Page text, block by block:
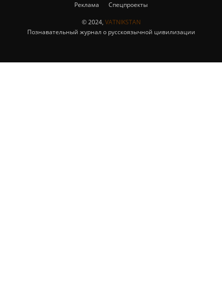
Реклама
Спецпроекты
© 2024, VATNIKSTAN
Познавательный журнал о русскоязычной цивилизации